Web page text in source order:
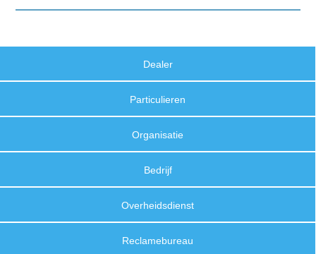
Dealer
Particulieren
Organisatie
Bedrijf
Overheidsdienst
Reclamebureau